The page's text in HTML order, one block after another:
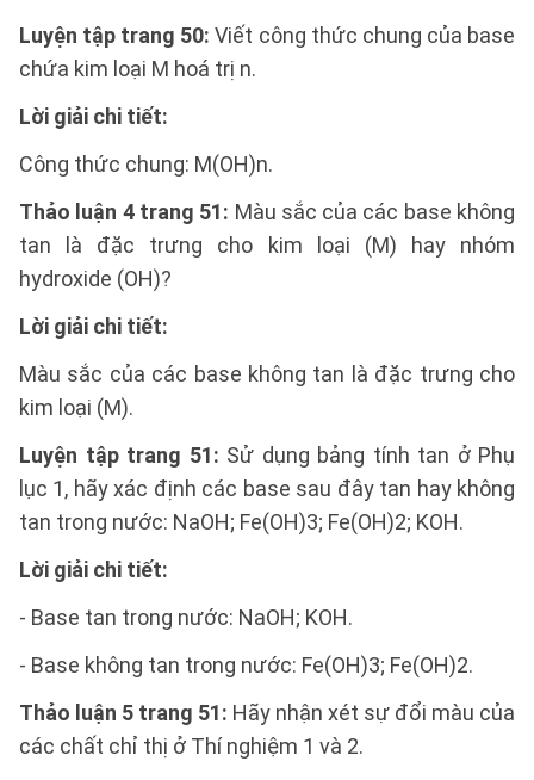
Luyện tập trang 50: Viết công thức chung của base
chứa kim loại M hoá trị n.
Lời giải chi tiết:
Công thức chung: M(OH)n.
Thảo luận 4 trang 51: Màu sắc của các base không
tan là đặc trưng cho kim loại (M) hay nhóm
hydroxide (OH)?
Lời giải chi tiết:
Màu sắc của các base không tan là đặc trưng cho
kim loại (M).
Luyện tập trang 51: Sử dụng bảng tính tan ở Phụ
lục 1, hãy xác định các base sau đây tan hay không
tan trong nước: NaOH; Fe(OH)3; Fe(OH)2; KOH.
Lời giải chi tiết:
- Base tan trong nước: NaOH; KOH.
- Base không tan trong nước: Fe(OH)3; Fe(OH)2.
Thảo luận 5 trang 51: Hãy nhận xét sự đổi màu của
các chất chỉ thị ở Thí nghiệm 1 và 2.